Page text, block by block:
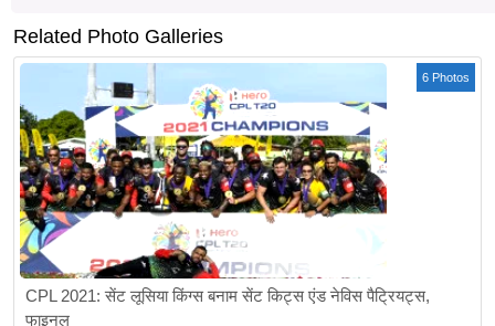
Related Photo Galleries
6 Photos
CPL 2021: सेंट लूसिया किंग्स बनाम सेंट किट्स एंड नेविस पैट्रियट्स,
फाइनल